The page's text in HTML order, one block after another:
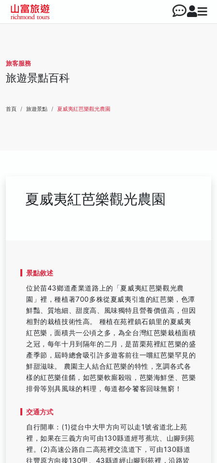
旅客服務
旅遊景點百科
首頁 旅遊景點 夏威夷紅芭樂觀光農園
夏威夷紅芭樂觀光農園
景點敘述
位於苗43鄉道產業道路上的「夏威夷紅芭樂觀光農
園」裡，種植著700多株從夏威夷引進的紅芭樂，色潭
鮮豔、質地細、甜度高、風味獨特且營養價值高，但因
相對的栽植技術性高。 種植在苑裡鎮石鎮里的夏威夷
紅芭樂，面積共一公頃之多，為全台灣紅芭樂栽植面積
之冠，每年十月到隔年的二月，是苗栗苑裡紅芭樂的盛
產季節，屆時總會吸引許多遊客前往一嚐紅芭樂罕見的
鮮甜滋味。 農園主人結合紅芭樂的特性，烹調各式各
樣的紅芭樂佳餚，如芭樂軟廝殺啦，芭樂海鮮堡、芭樂
排骨等別具風味的料理，每道都令饕客回味無窮！
交通方式
自行開車：(1)從台中大甲方向可以走1號省道北上苑
裡，如果在三義方向可由130縣道經芎蕉坑、山腳到苑
裡。(2)高速公路自二高苑裡交流道下，可由130縣道
往豐原方向接130甲、43縣道經山腳到苑裡，沿路皆